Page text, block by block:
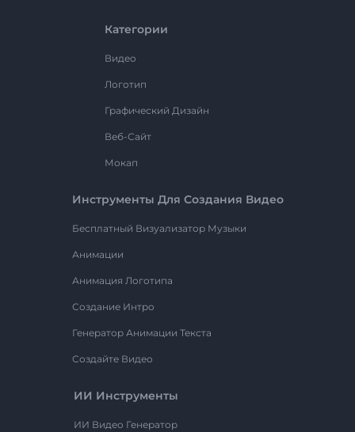
Категории
Видео
Логотип
Графический Дизайн
Веб-Сайт
Мокап
Инструменты Для Создания Видео
Бесплатный Визуализатор Музыки
Анимации
Анимация Логотипа
Создание Интро
Генератор Анимации Текста
Создайте Видео
ИИ Инструменты
ИИ Видео Генератор